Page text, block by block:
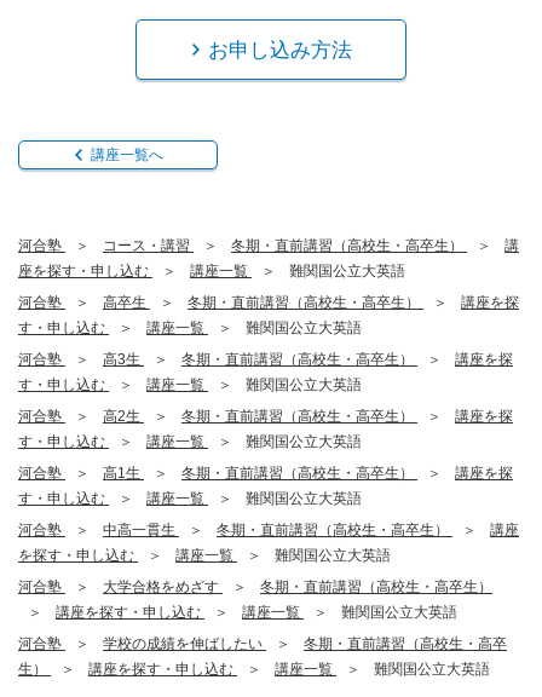
お申し込み方法
講座一覧へ
河合塾 コース・講習 冬期・直前講習（高校生・高卒生）
講
座を探す・申し込む
講座一覧
難関国公立大英語
河合塾
高卒生 冬期・直前講習（高校生・高卒生）
講座を探
す・申し込む
講座一覧
難関国公立大英語
河合塾
高3生 冬期・直前講習（高校生・高卒生）
講座を探
す・申し込む
講座一覧
難関国公立大英語
河合塾
高2生 冬期・直前講習（高校生・高卒生）
講座を探
す・申し込む
講座一覧
難関国公立大英語
河合塾
高1生 冬期・直前講習（高校生・高卒生）
講座を探
す・申し込む
講座一覧
難関国公立大英語
河合塾
中高一貫生 冬期・直前講習（高校生・高卒生）
講座
を探す・申し込む
講座一覧
難関国公立大英語
河合塾
大学合格をめざす
冬期・直前講習（高校生・高卒生）
講座を探す・申し込む
講座一覧
難関国公立大英語
河合塾
学校の成績を伸ばしたい
冬期・直前講習（高校生・高卒
生）
講座を探す・申し込む 講座一覧 難関国公立大英語